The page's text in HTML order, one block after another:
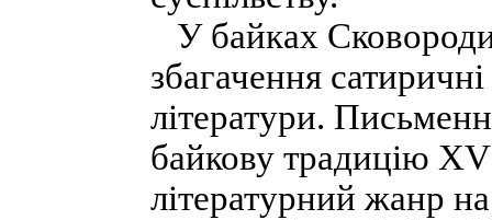
У байках
збагачення
літератури.
байкову традицію
літературний жанр